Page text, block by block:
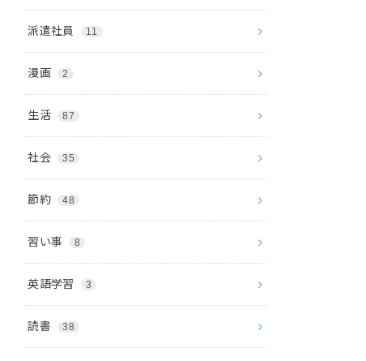
派遣社員 11
漫画 2
生活 87
社会 35
節約 48
習い事 8
英語学習 3
読書 38